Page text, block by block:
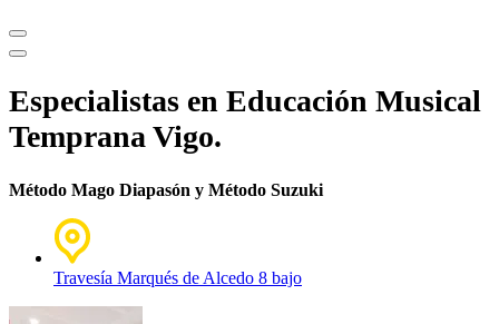
Especialistas en Educación Musical
Temprana Vigo.
Método Mago Diapasón y Método Suzuki
Travesía Marqués de Alcedo 8 bajo